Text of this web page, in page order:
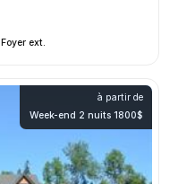
Foyer ext.
à partir de
Week-end 2 nuits 1800$